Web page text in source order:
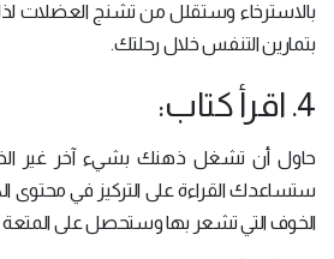
بالاسترخاء وستقلل من تشنج العضلات
بتمارين التنفس خلال رحلتك.
4. اقرأ كتاب:
حاول أن تشغل ذهنك بشيء آخر غير
ستساعدك القراءة على التركيز في محتوى
الخوف التي تشعر بها وستحصل على المتعة